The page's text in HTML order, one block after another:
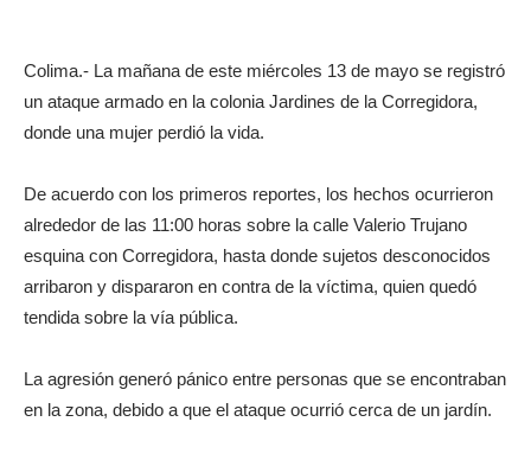
Colima.- La mañana de este miércoles 13 de mayo se registró
un ataque armado en la colonia Jardines de la Corregidora,
donde una mujer perdió la vida.
De acuerdo con los primeros reportes, los hechos ocurrieron
alrededor de las 11:00 horas sobre la calle Valerio Trujano
esquina con Corregidora, hasta donde sujetos desconocidos
arribaron y dispararon en contra de la víctima, quien quedó
tendida sobre la vía pública.
La agresión generó pánico entre personas que se encontraban
en la zona, debido a que el ataque ocurrió cerca de un jardín.